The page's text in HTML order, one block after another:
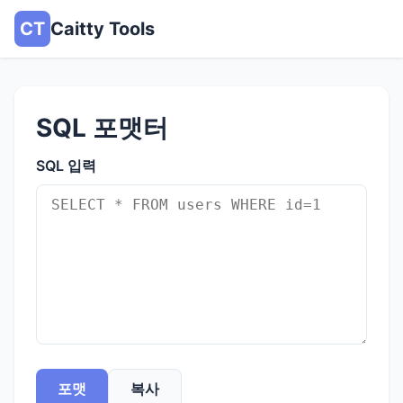
CT Caitty Tools
SQL 포맷터
SQL 입력
포맷 복사